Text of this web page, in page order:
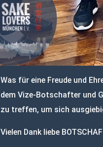
Was für eine Freude und
dem Vize-Botschafter und
zu treffen, um sich
Vielen Dank liebe